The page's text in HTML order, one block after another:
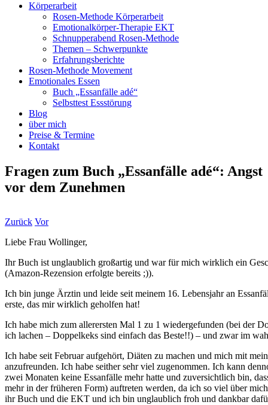
Körperarbeit
Rosen-Methode Körperarbeit
Emotionalkörper-Therapie EKT
Schnupperabend Rosen-Methode
Themen – Schwerpunkte
Erfahrungsberichte
Rosen-Methode Movement
Emotionales Essen
Buch „Essanfälle adé“
Selbsttest Essstörung
Blog
über mich
Preise & Termine
Kontakt
Fragen zum Buch „Essanfälle adé“: Angst
vor dem Zunehmen
Zurück Vor
Liebe Frau Wollinger,
Ihr Buch ist unglaublich großartig und war für mich wirklich ein
(Amazon-Rezension erfolgte bereits ;)).
Ich bin junge Ärztin und leide seit meinem 16. Lebensjahr an
erste, das mir wirklich geholfen hat!
Ich habe mich zum allerersten Mal 1 zu 1 wiedergefunden (bei der
ich lachen – Doppelkeks sind einfach das Beste!!) – und zwar im
Ich habe seit Februar aufgehört, Diäten zu machen und mich mit
anzufreunden. Ich habe seither sehr viel zugenommen. Ich kann
zwei Monaten keine Essanfälle mehr hatte und zuversichtlich bin,
mehr in der früheren Form) auftreten werden, da ich so viel über
ihr Buch und die EKT und ich bin unglaublich froh und dankbar